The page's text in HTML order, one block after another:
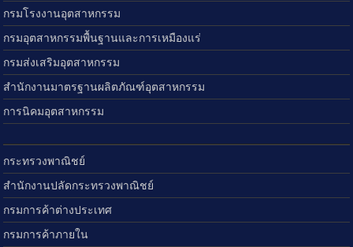
กรมโรงงานอุตสาหกรรม
กรมอุตสาหกรรมพื้นฐานและการเหมืองแร่
กรมส่งเสริมอุตสาหกรรม
สำนักงานมาตรฐานผลิตภัณฑ์อุตสาหกรรม
การนิคมอุตสาหกรรม
กระทรวงพาณิชย์
สำนักงานปลัดกระทรวงพาณิชย์
กรมการค้าต่างประเทศ
กรมการค้าภายใน